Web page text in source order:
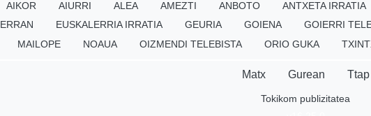
AIKOR AIURRI ALEA AMEZTI ANBOTO ANTXETA IRRATIA
ERRAN EUSKALERRIA IRRATIA GEURIA GOIENA GOIERRI
MAILOPE NOAUA OIZMENDI TELEBISTA ORIO GUKA
Matx Gurean Ttap
Tokikom publizitatea